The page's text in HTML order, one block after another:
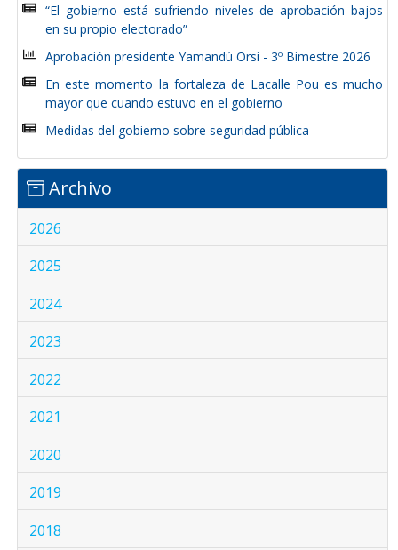
“El gobierno está sufriendo niveles de aprobación bajos
en su propio electorado”
Aprobación presidente Yamandú Orsi - 3º Bimestre 2026
En este momento la fortaleza de Lacalle Pou es mucho
mayor que cuando estuvo en el gobierno
Medidas del gobierno sobre seguridad pública
Archivo
2026
2025
2024
2023
2022
2021
2020
2019
2018